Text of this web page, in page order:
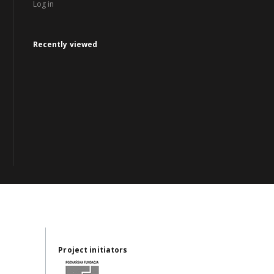
Log in
Recently viewed
Project initiators